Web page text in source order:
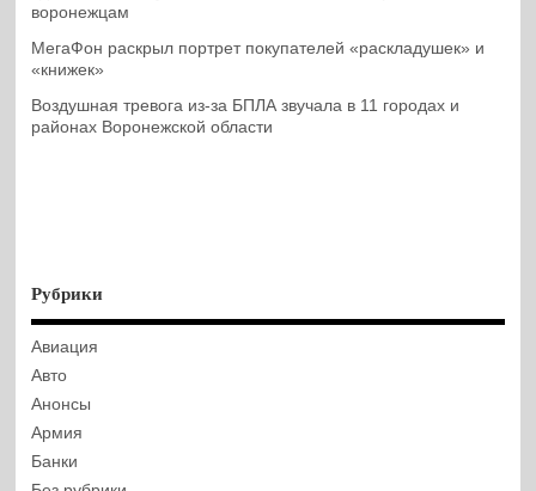
воронежцам
МегаФон раскрыл портрет покупателей «раскладушек» и
«книжек»
Воздушная тревога из-за БПЛА звучала в 11 городах и
районах Воронежской области
Рубрики
Авиация
Авто
Анонсы
Армия
Банки